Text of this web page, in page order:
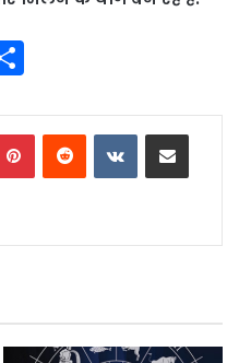
ar
e
PinterestReddit VKontakteShare via Email